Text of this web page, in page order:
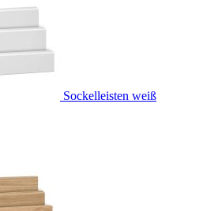
Sockelleisten weiß